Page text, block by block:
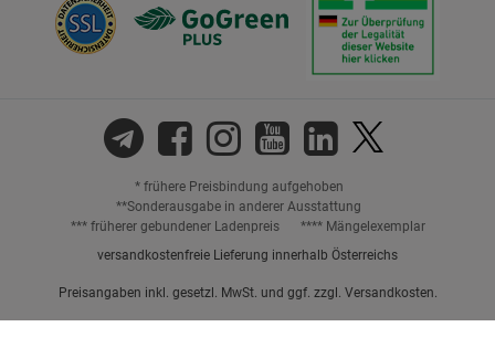
* frühere Preisbindung aufgehoben
**Sonderausgabe in anderer Ausstattung
*** früherer gebundener Ladenpreis
**** Mängelexemplar
versandkostenfreie Lieferung innerhalb Österreichs
Preisangaben inkl. gesetzl. MwSt. und ggf. zzgl. Versandkosten.